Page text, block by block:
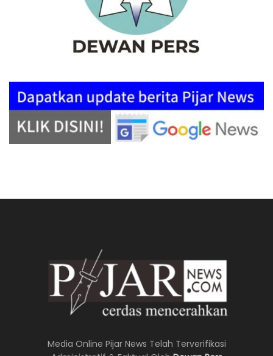
Media Online Pijar News Telah Terverifikasi